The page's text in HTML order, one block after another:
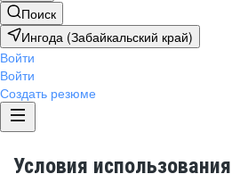
Поиск
Ингода (Забайкальский край)
Войти
Войти
Создать резюме
Условия